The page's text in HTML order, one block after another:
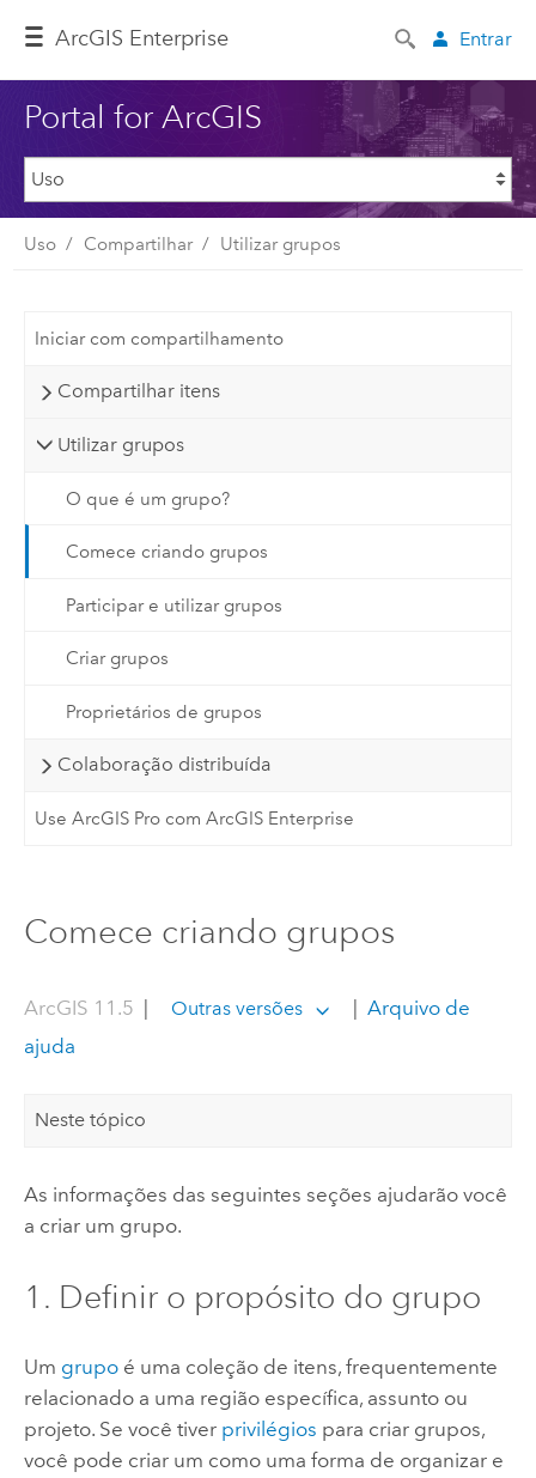
ArcGIS Enterprise Entrar
Portal for ArcGIS
Uso Compartilhar Utilizar grupos
Iniciar com compartilhamento
Compartilhar itens
Utilizar grupos
O que é um grupo?
Comece criando grupos
Participar e utilizar grupos
Criar grupos
Proprietários de grupos
Colaboração distribuída
Use ArcGIS Pro com ArcGIS Enterprise
Comece criando grupos
ArcGIS 11.5 | Outras versões | Arquivo de
ajuda
Neste tópico
As informações das seguintes seções ajudarão você
a criar um grupo.
1. Definir o propósito do grupo
Um grupoé uma coleção de itens, frequentemente
relacionado a uma região específica, assunto ou
projeto. Se você tiver privilégios para criar grupos,
você pode criar um como uma forma de organizar e